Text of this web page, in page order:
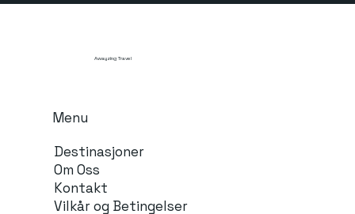
Awayzing Travel
Menu
Destinasjoner
Om Oss
Kontakt
Vilkår og Betingelser